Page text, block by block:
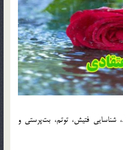
شناسايي فتيش، توتم، بت‌پرستي و